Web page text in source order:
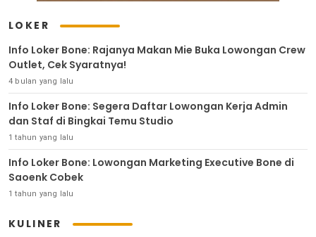
LOKER
Info Loker Bone: Rajanya Makan Mie Buka Lowongan Crew
Outlet, Cek Syaratnya!
4 bulan yang lalu
Info Loker Bone: Segera Daftar Lowongan Kerja Admin
dan Staf di Bingkai Temu Studio
1 tahun yang lalu
Info Loker Bone: Lowongan Marketing Executive Bone di
Saoenk Cobek
1 tahun yang lalu
KULINER